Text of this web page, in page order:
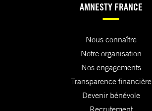
AMNESTY FRANCE
Nous connaître
Notre organisation
Nos engagements
Transparence financière
Devenir bénévole
Recrutement